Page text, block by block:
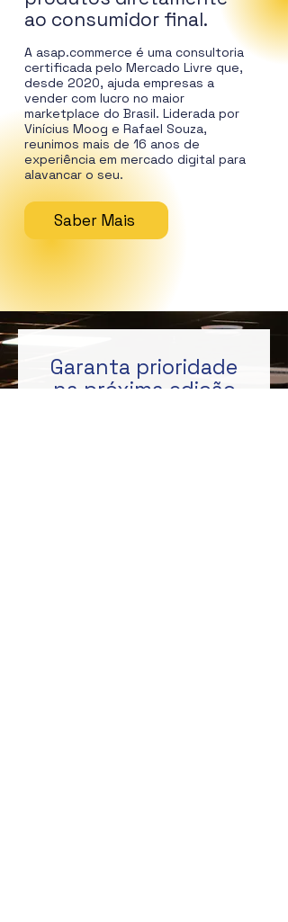
ao consumidor final.
A asap.commerce é uma consultoria
certificada pelo Mercado Livre que,
desde 2020, ajuda empresas a
vender com lucro no maior
marketplace do Brasil. Liderada por
Vinícius Moog e Rafael Souza,
reunimos mais de 16 anos de
experiência em mercado digital para
alavancar o seu.
Saber Mais
Garanta prioridade
na próxima edição